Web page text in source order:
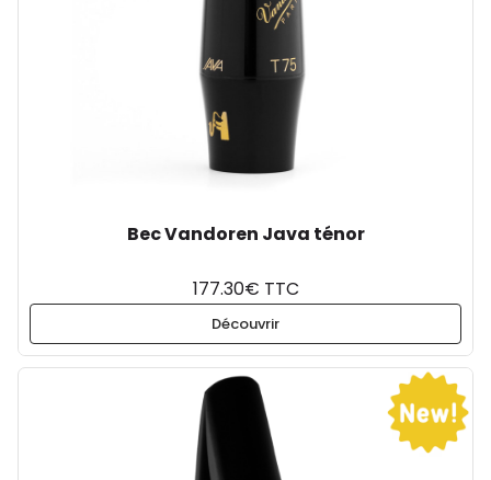
Bec Vandoren Java ténor
177.30€ TTC
Découvrir